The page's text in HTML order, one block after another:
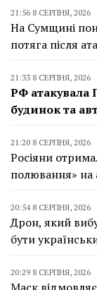
21:56 8 СЕРПНЯ, 2026
На Сумщині
потяга після
21:33 8 СЕРПНЯ, 2026
РФ атакувала
будинок та
21:20 8 СЕРПНЯ, 2026
Росіяни
полювання» на
20:54 8 СЕРПНЯ, 2026
Дрон, який
бути
20:29 8 СЕРПНЯ, 2026
Маск